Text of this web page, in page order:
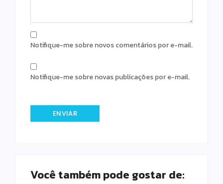
Notifique-me sobre novos comentários por e-mail.
Notifique-me sobre novas publicações por e-mail.
Você também pode gostar de: